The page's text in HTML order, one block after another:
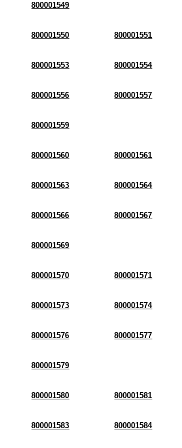
800001549
800001550 800001551
800001553 800001554
800001556 800001557
800001559
800001560 800001561
800001563 800001564
800001566 800001567
800001569
800001570 800001571
800001573 800001574
800001576 800001577
800001579
800001580 800001581
800001583 800001584